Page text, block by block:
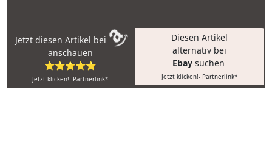
Jetzt diesen Artikel bei
anschauen
⭐⭐⭐⭐⭐
Jetzt klicken!- Partnerlink*
Diesen Artikel
alternativ bei
Ebay suchen
Jetzt klicken!- Partnerlink*